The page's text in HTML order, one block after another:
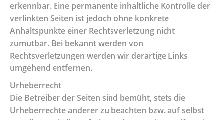
erkennbar. Eine permanente inhaltliche Kontrolle der
verlinkten Seiten ist jedoch ohne konkrete
Anhaltspunkte einer Rechtsverletzung nicht
zumutbar. Bei bekannt werden von
Rechtsverletzungen werden wir derartige Links
umgehend entfernen.
Urheberrecht
Die Betreiber der Seiten sind bemüht, stets die
Urheberrechte anderer zu beachten bzw. auf selbst